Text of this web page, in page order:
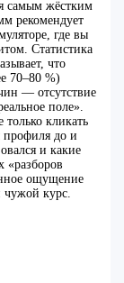
самым жёстким
рекомендует
где вы
Статистика
что
70–80 %)
— отсутствие
поле».
кликать
профиля до и
и какие
«разборов
ощущение
чужой курс.